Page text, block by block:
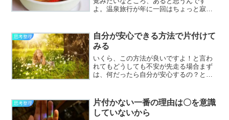
よ。温泉旅行が年に一回はちょっと寂し
抵これでもか～！！！！というほどのお
食事が出てくるわけです。...
思考整理
自分が安心できる方法で片付けて
みる
いくら、この方法が良いですよ！と言わ
れてもどうしても不安が先走る場合まず
は、何だったら自分が安心するの？と自
ます。ある人は、クラウドを信用してい
る人、でも自分はクラウド...
思考整理
片付かない一番の理由は〇を意識
していないから